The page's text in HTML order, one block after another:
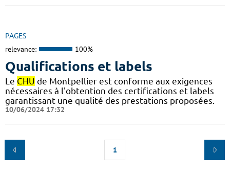
PAGES
relevance: 100%
Qualifications et labels
Le CHU de Montpellier est conforme aux exigences
nécessaires à l'obtention des certifications et labels
garantissant une qualité des prestations proposées.
10/06/2024 17:32
1